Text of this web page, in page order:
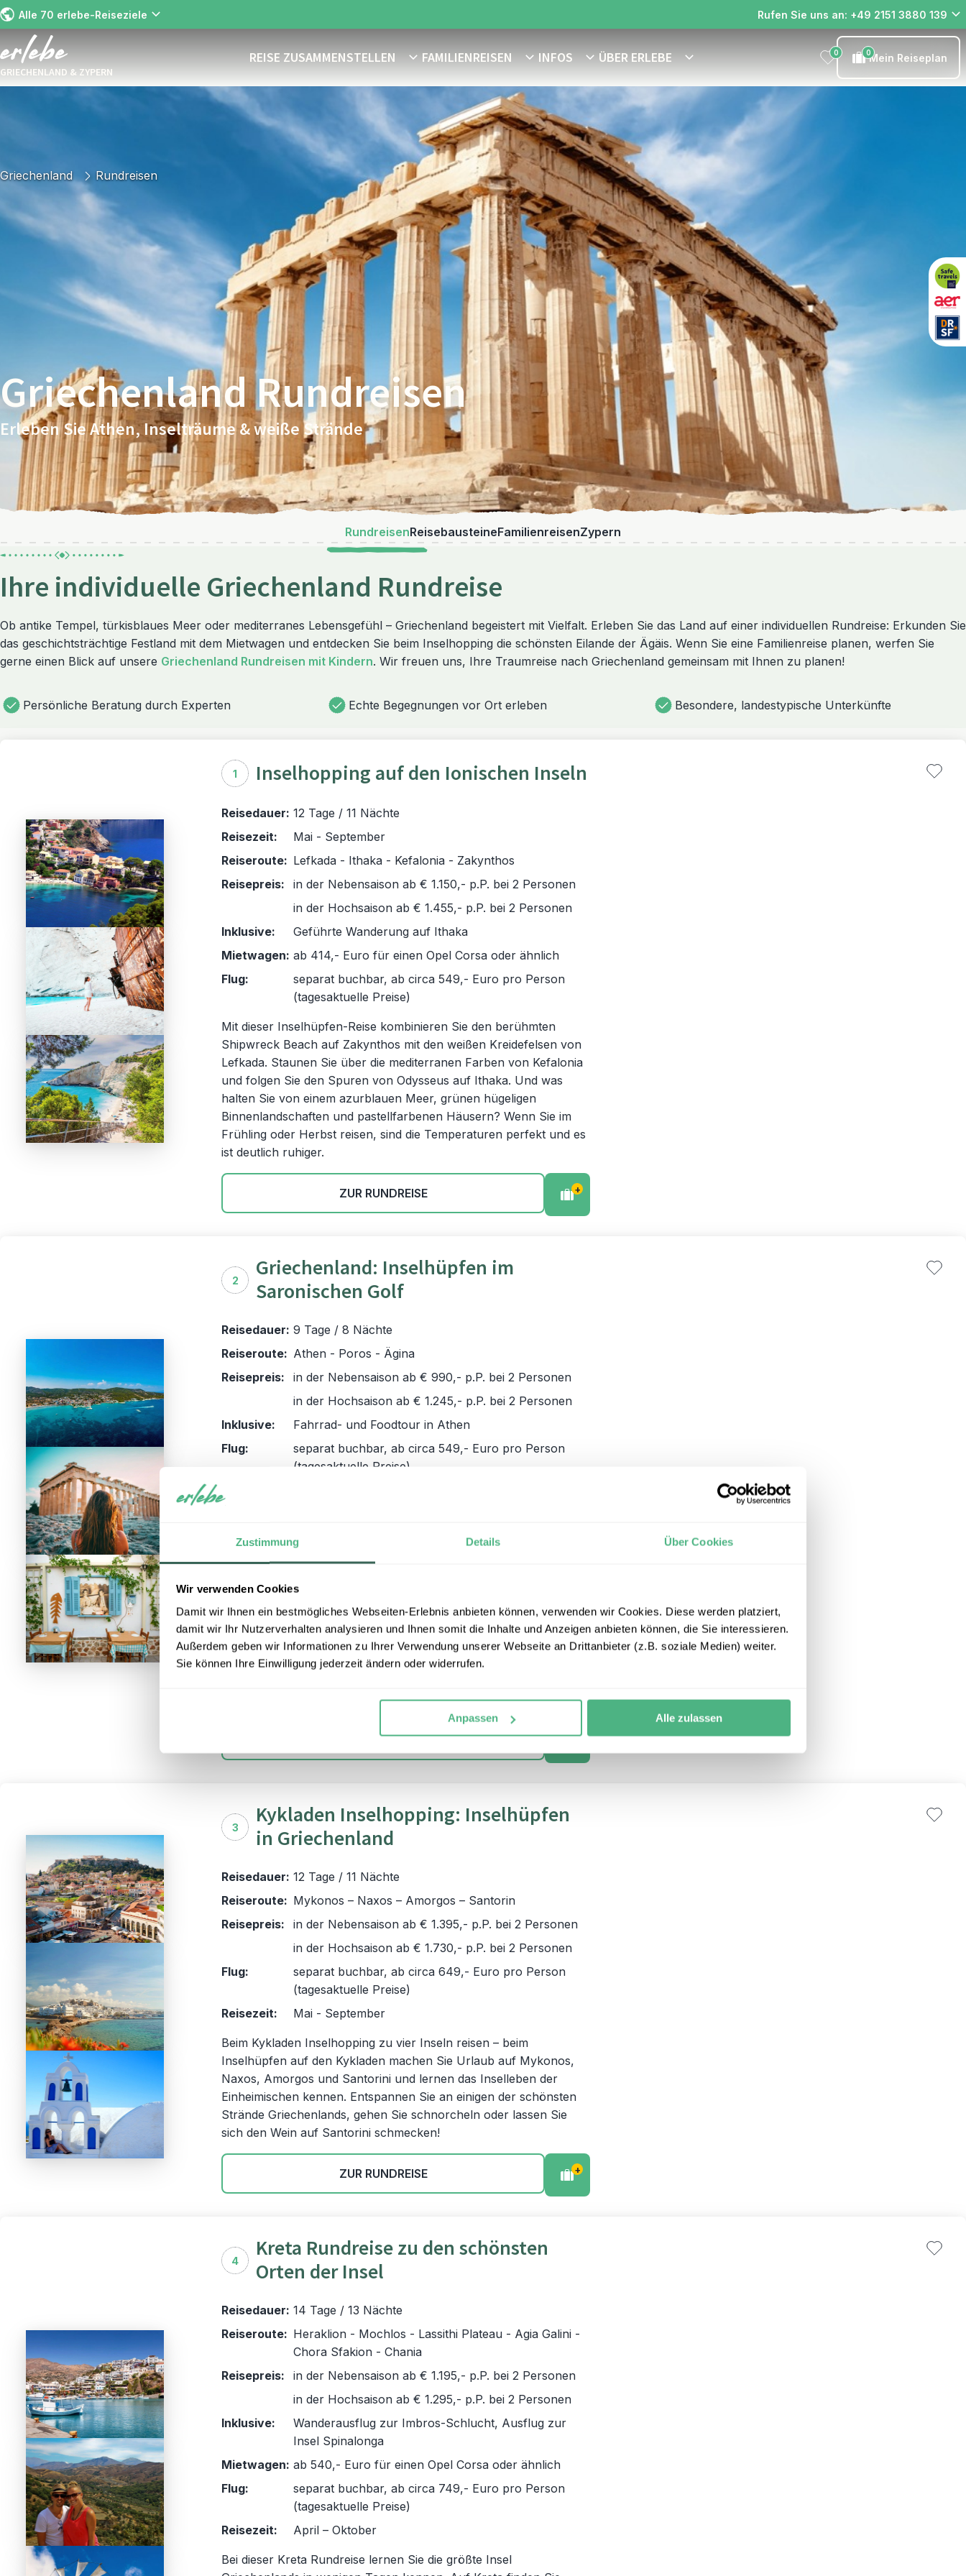
Zustimmung Details Über Cookies
Wir verwenden Cookies
Damit wir Ihnen ein bestmögliches Webseiten-Erlebnis anbieten können, verwenden wir Cookies. Diese werden platziert,
damit wir Ihr Nutzerverhalten analysieren und Ihnen somit die Inhalte und Anzeigen anbieten können, die Sie interessieren.
Außerdem geben wir Informationen zu Ihrer Verwendung unserer Webseite an Drittanbieter (z.B. soziale Medien) weiter.
Sie können Ihre Einwilligung jederzeit ändern oder widerrufen.
Anpassen Alle zulassen
Alle 70 erlebe-Reiseziele Rufen Sie uns an: +49 2151 3880 139
GRIECHENLAND & ZYPERN
REISE ZUSAMMENSTELLEN FAMILIENREISEN INFOS ÜBER ERLEBE 0 0Mein Reiseplan
Griechenland Rundreisen
Griechenland Rundreisen
Erleben Sie Athen, Inselträume & weiße Strände
RundreisenReisebausteineFamilienreisenZypern
Ihre individuelle Griechenland Rundreise
Ob antike Tempel, türkisblaues Meer oder mediterranes Lebensgefühl – Griechenland begeistert mit Vielfalt. Erleben Sie das Land auf einer individuellen Rundreise: Erkunden Sie
das geschichtsträchtige Festland mit dem Mietwagen und entdecken Sie beim Inselhopping die schönsten Eilande der Ägäis. Wenn Sie eine Familienreise planen, werfen Sie
gerne einen Blick auf unsere Griechenland Rundreisen mit Kindern. Wir freuen uns, Ihre Traumreise nach Griechenland gemeinsam mit Ihnen zu planen!
Persönliche Beratung durch Experten Echte Begegnungen vor Ort erleben Besondere, landestypische Unterkünfte
1 Inselhopping auf den Ionischen Inseln
Reisedauer: 12 Tage / 11 Nächte
Reisezeit:
Mai - September
Reiseroute: Lefkada - Ithaka - Kefalonia - Zakynthos
Reisepreis:
in der Nebensaison ab € 1.150,- p.P. bei 2 Personen
in der Hochsaison ab € 1.455,- p.P. bei 2 Personen
Inklusive:
Geführte Wanderung auf Ithaka
Mietwagen: ab 414,- Euro für einen Opel Corsa oder ähnlich
Flug:
separat buchbar, ab circa 549,- Euro pro Person
(tagesaktuelle Preise)
Mit dieser Inselhüpfen-Reise kombinieren Sie den berühmten
Shipwreck Beach auf Zakynthos mit den weißen Kreidefelsen von
Lefkada. Staunen Sie über die mediterranen Farben von Kefalonia
und folgen Sie den Spuren von Odysseus auf Ithaka. Und was
halten Sie von einem azurblauen Meer, grünen hügeligen
Binnenlandschaften und pastellfarbenen Häusern? Wenn Sie im
Frühling oder Herbst reisen, sind die Temperaturen perfekt und es
ist deutlich ruhiger.
ZUR RUNDREISE +
2
Griechenland: Inselhüpfen im
Saronischen Golf
Reisedauer: 9 Tage / 8 Nächte
Reiseroute: Athen - Poros - Ägina
Reisepreis:
in der Nebensaison ab € 990,- p.P. bei 2 Personen
in der Hochsaison ab € 1.245,- p.P. bei 2 Personen
Inklusive:
Fahrrad- und Foodtour in Athen
Flug:
separat buchbar, ab circa 549,- Euro pro Person
(tagesaktuelle Preise)
Rundreise, die Sie von der pulsierenden Hauptstadt Athen zu den
Erkunden Sie weltberühmte Sehenswürdigkeiten, genießen Sie die
lokale Gastfreundschaft und erholen Sie sich an malerischen
Stränden. Unsere sorgfältig ausgewählten Routen bieten Ihnen die
Möglichkeit, die kulturellen Schätze und die natürliche Schönheit
der Region in Ihrem eigenen Tempo zu erleben. Machen Sie sich
ist und Ihnen unvergessliche Eindrücke schenken wird.
ZUR RUNDREISE +
3
Kykladen Inselhopping: Inselhüpfen
in Griechenland
Reisedauer: 12 Tage / 11 Nächte
Reiseroute: Mykonos – Naxos – Amorgos – Santorin
Reisepreis:
in der Nebensaison ab € 1.395,- p.P. bei 2 Personen
in der Hochsaison ab € 1.730,- p.P. bei 2 Personen
Flug:
separat buchbar, ab circa 649,- Euro pro Person
(tagesaktuelle Preise)
Reisezeit:
Mai - September
Beim Kykladen Inselhopping zu vier Inseln reisen – beim
Inselhüpfen auf den Kykladen machen Sie Urlaub auf Mykonos,
Naxos, Amorgos und Santorini und lernen das Inselleben der
Einheimischen kennen. Entspannen Sie an einigen der schönsten
Strände Griechenlands, gehen Sie schnorcheln oder lassen Sie
sich den Wein auf Santorini schmecken!
ZUR RUNDREISE +
4
Kreta Rundreise zu den schönsten
Orten der Insel
Reisedauer: 14 Tage / 13 Nächte
Reiseroute: Heraklion - Mochlos - Lassithi Plateau - Agia Galini -
Chora Sfakion - Chania
Reisepreis:
in der Nebensaison ab € 1.195,- p.P. bei 2 Personen
in der Hochsaison ab € 1.295,- p.P. bei 2 Personen
Inklusive:
Wanderausflug zur Imbros-Schlucht, Ausflug zur
Insel Spinalonga
Mietwagen: ab 540,- Euro für einen Opel Corsa oder ähnlich
Flug:
separat buchbar, ab circa 749,- Euro pro Person
(tagesaktuelle Preise)
Reisezeit:
April – Oktober
Bei dieser Kreta Rundreise lernen Sie die größte Insel